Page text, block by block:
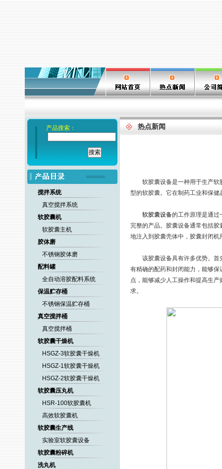
产品搜索：
搅拌系统
真空搅拌系统
软胶囊机
软胶囊主机
胶体磨
不锈钢胶体磨
配料罐
全自动溶胶配料系统
保温贮存桶
不锈钢保温贮存桶
真空搅拌桶
真空搅拌桶
软胶囊干燥机
HSGZ-3软胶囊干燥机
HSGZ-1软胶囊干燥机
HSGZ-2软胶囊干燥机
软胶囊压丸机
HSR-100软胶囊机
高效软胶囊机
软胶囊生产线
实验室软胶囊设备
软胶囊粉碎机
洗丸机
热点新闻
软胶囊设备是一种用于生产软
型的软胶囊。它在制药工业和保
软胶囊设备的工作原理是通过
完整的产品。胶囊设备通常包括
地注入到胶囊壳体中，胶囊封闭
该胶囊设备具有许多优势。首
有精确的配药和封闭能力，能够
点，能够减少人工操作和提高生
求。